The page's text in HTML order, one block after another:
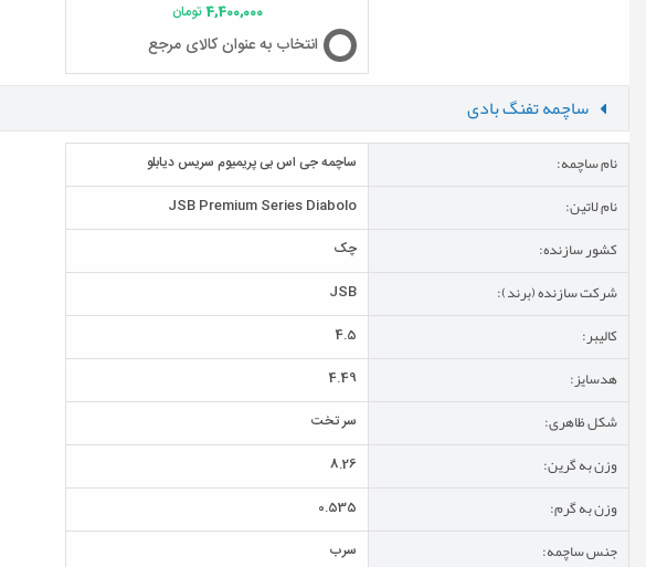
4,400,000تومان
انتخاب به عنوان کالای مرجع
ساچمه تفنگ بادی
نام ساچمه: ساچمه جی اس بی پریمیوم سریس دیابلو
نام لاتین: JSB Premium Series Diabolo
کشور سازنده: چک
شرکت سازنده (برند): JSB
کالیبر: 4.5
هدسایز: 4.49
شکل ظاهری: سر تخت
وزن به گرین: 8.26
وزن به گرم: 0.535
جنس ساچمه: سرب